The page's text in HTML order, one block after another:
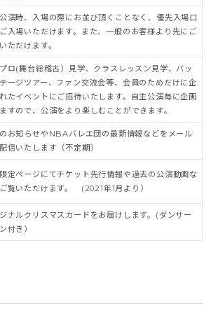
演時、入場の際にお並び頂くことなく、優先入場口
入場いただけます。また、一般のお客様より先にご
ただけます。
ロ(舞台総稽古）見学、クラスレッスン見学、バッ
ージツアー、ファン交流会等、会員のためだけに企
たイベントにご招待いたします。自主公演毎に企画
すので、公演をより楽しむことができます。
お知らせやNBAバレエ団の最新情報などをメール
信いたします（不定期）
定ページにてチケット先行情報や過去の公演動画な
覧いただけます。 (2021年1月より）
ナルクリスマスカードをお届けします。(ダンサー
付き）